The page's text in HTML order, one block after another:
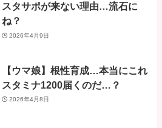
スタサポが来ない理由…流石に
ね？
2026年4月9日
【ウマ娘】根性育成…本当にこれ
スタミナ1200届くのだ…？
2026年4月8日